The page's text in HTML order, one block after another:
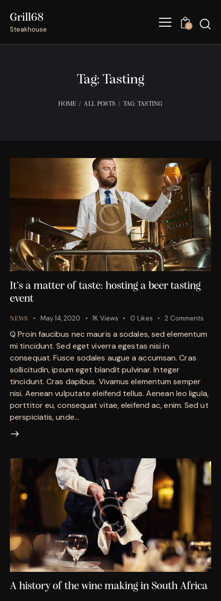
Grill68
Steakhouse 0
Tag: Tasting
HOME ALL POSTS TAG: TASTING
It’s a matter of taste: hosting a beer tasting
event
NEWS May 14, 2020 1K Views 0 Likes 2 Comments
Q Proin faucibus nec mauris a sodales, sed elementum
mi tincidunt. Sed eget viverra egestas nisi in
consequat. Fusce sodales augue a accumsan. Cras
sollicitudin, ipsum eget blandit pulvinar. Integer
tincidunt. Cras dapibus. Vivamus elementum semper
nisi. Aenean vulputate eleifend tellus. Aenean leo ligula,
porttitor eu, consequat vitae, eleifend ac, enim. Sed ut
perspiciatis, unde…
A history of the wine making in South Africa